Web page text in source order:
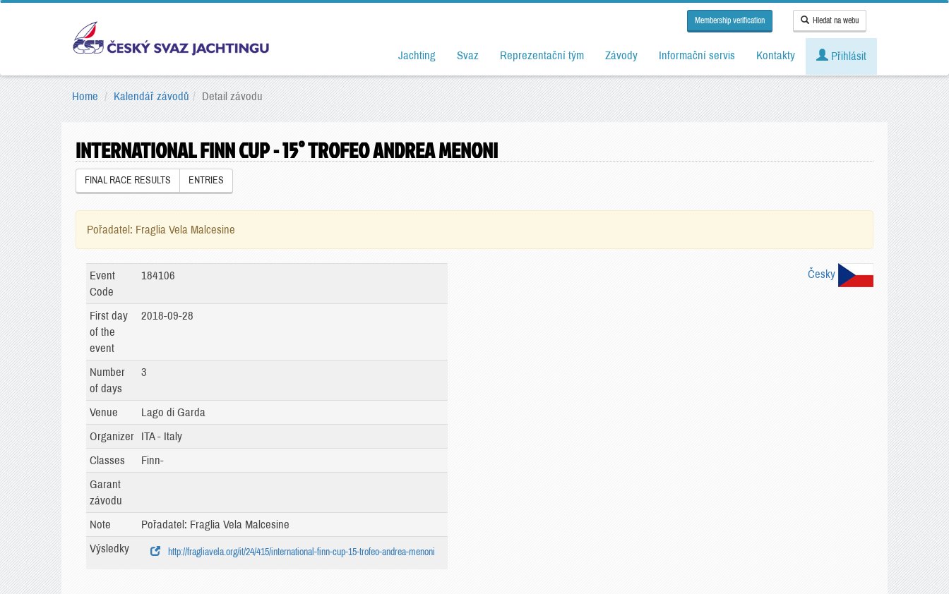
Membership verification Hledat na webu
Jachting Svaz Reprezentační tým Závody Informační servis Kontakty Přihlásit
Home Kalendář závodů Detail závodu
INTERNATIONAL FINN CUP - 15° TROFEO ANDREA MENONI
FINAL RACE RESULTS ENTRIES
Pořadatel: Fraglia Vela Malcesine
Česky
Event
Code
184106
First day
of the
event
2018-09-28
Number
of days
3
Venue
Lago di Garda
Organizer
ITA - Italy
Classes
Finn-
Garant
závodu
Note
Pořadatel: Fraglia Vela Malcesine
Výsledky
http://fragliavela.org/it/24/415/international-finn-cup-15-trofeo-andrea-menoni